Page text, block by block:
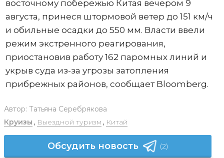
восточному побережью Китая вечером 9
августа, принеся штормовой ветер до 151 км/ч
и обильные осадки до 550 мм. Власти ввели
режим экстренного реагирования,
приостановив работу 162 паромных линий и
укрыв суда из-за угрозы затопления
прибрежных районов, сообщает Bloomberg.
Автор: Татьяна Серебрякова
Круизы , Выездной туризм , Китай
Обсудить новость (2)